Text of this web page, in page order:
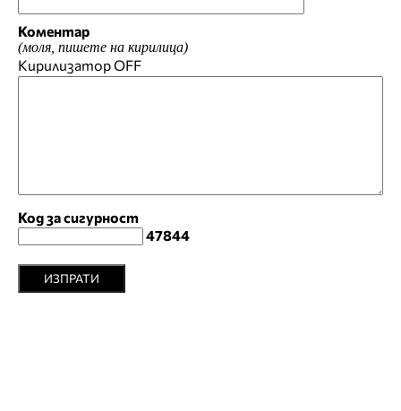
Коментар
(моля, пишете на кирилица)
КирилизаторOFF
Код за сигурност
47844
ИЗПРАТИ